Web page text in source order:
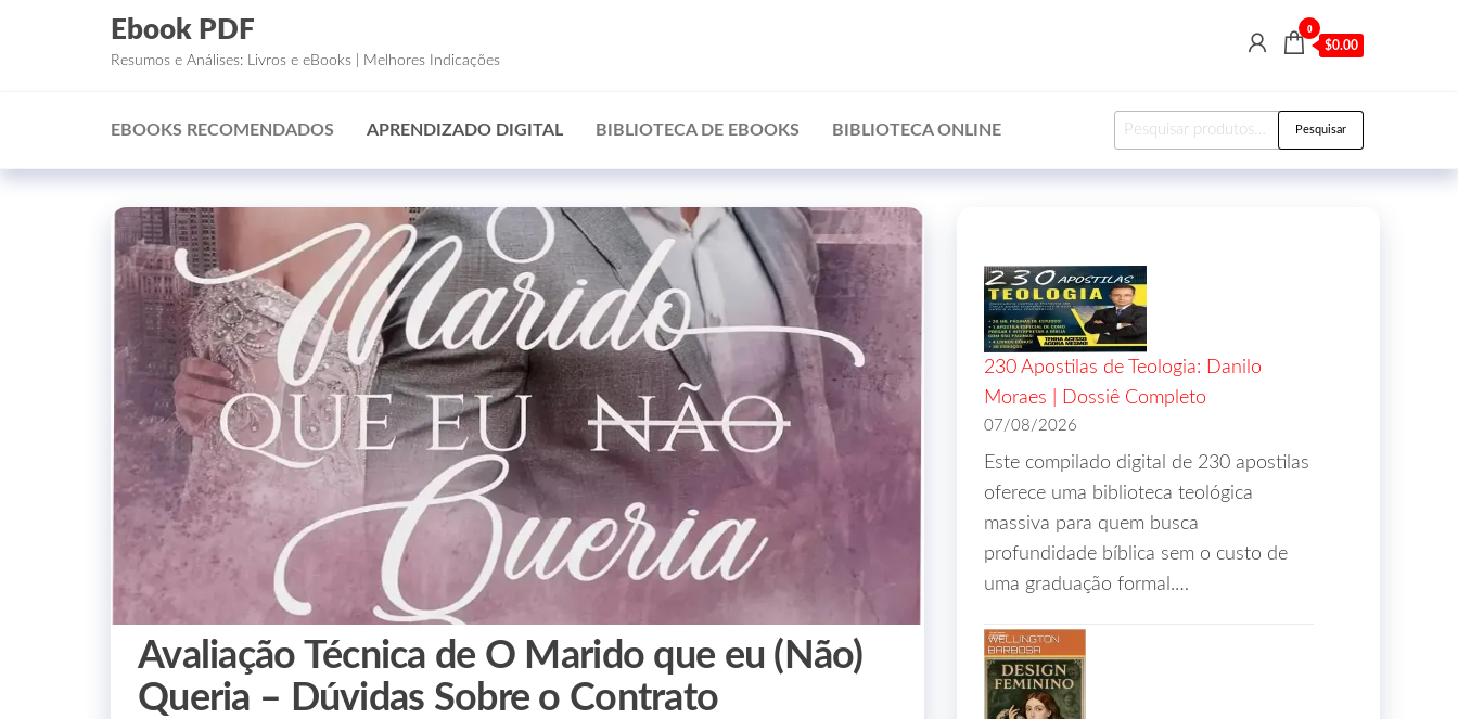
Ebook PDF
Resumos e Análises: Livros e eBooks | Melhores Indicações
0
$0.00
EBOOKS RECOMENDADOS APRENDIZADO DIGITAL BIBLIOTECA DE EBOOKS BIBLIOTECA ONLINE Pesquisar
Avaliação Técnica de O Marido que eu (Não)
Queria – Dúvidas Sobre o Contrato
230 Apostilas de Teologia: Danilo
Moraes | Dossiê Completo
07/08/2026
Este compilado digital de 230 apostilas
oferece uma biblioteca teológica
massiva para quem busca
profundidade bíblica sem o custo de
uma graduação formal.…